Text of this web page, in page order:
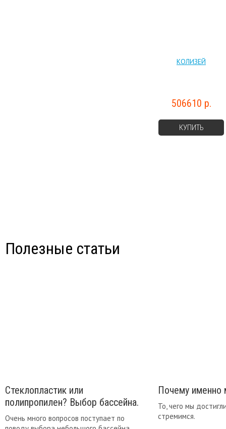
КОЛИЗЕЙ
506610 р.
КУПИТЬ
Полезные статьи
Стеклопластик или
полипропилен? Выбор бассейна.
Очень много вопросов поступает по
Почему именно
То, чего мы
стремимся.